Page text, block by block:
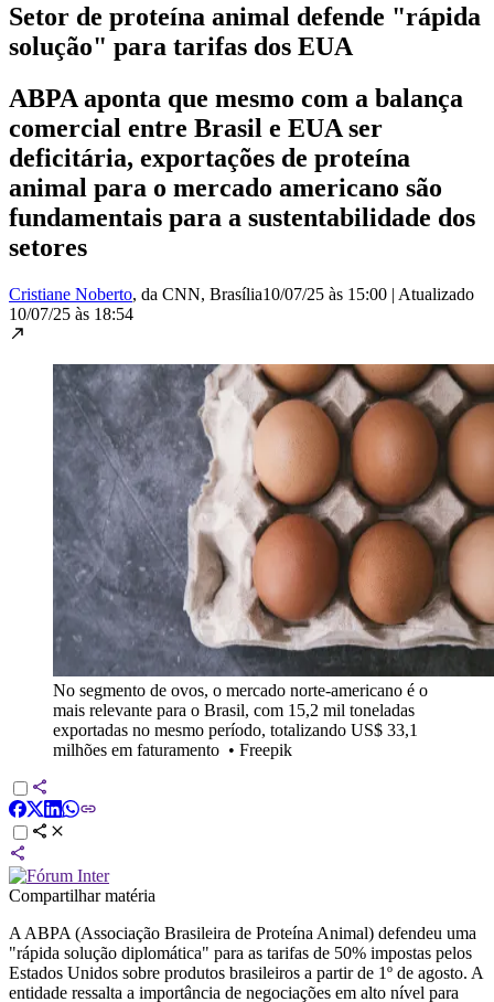
Setor de proteína animal defende "rápida
solução" para tarifas dos EUA
ABPA aponta que mesmo com a balança
comercial entre Brasil e EUA ser
deficitária, exportações de proteína
animal para o mercado americano são
fundamentais para a sustentabilidade dos
setores
Cristiane Noberto, da CNN, Brasília10/07/25 às 15:00 | Atualizado
10/07/25 às 18:54
No segmento de ovos, o mercado norte-americano é o
mais relevante para o Brasil, com 15,2 mil toneladas
exportadas no mesmo período, totalizando US$ 33,1
milhões em faturamento • Freepik
Compartilhar matéria
A ABPA (Associação Brasileira de Proteína Animal) defendeu uma
"rápida solução diplomática" para as tarifas de 50% impostas pelos
Estados Unidos sobre produtos brasileiros a partir de 1º de agosto. A
entidade ressalta a importância de negociações em alto nível para